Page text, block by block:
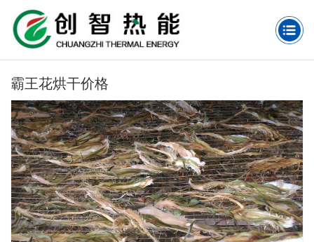
霸王花烘干价格